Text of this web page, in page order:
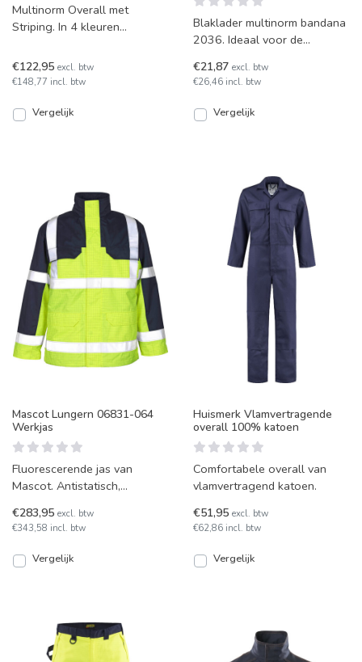
Multinorm Overall met
Striping. In 4 kleuren
€122,95 excl. btw
€148,77 incl. btw
Vergelijk
Blaklader multinorm bandana
2036. Ideaal voor de
tegen wind en tocht. Bevat
€21,87 excl. btw
€26,46 incl. btw
Vergelijk
Mascot Lungern 06831-064
Werkjas
Fluorescerende jas van
Mascot. Antistatisch,
vlamvertragend.
€283,95 excl. btw
€343,58 incl. btw
Vergelijk
Huismerk Vlamvertragende
overall 100% katoen
Comfortabele overall van
vlamvertragend katoen.
€51,95 excl. btw
€62,86 incl. btw
Vergelijk